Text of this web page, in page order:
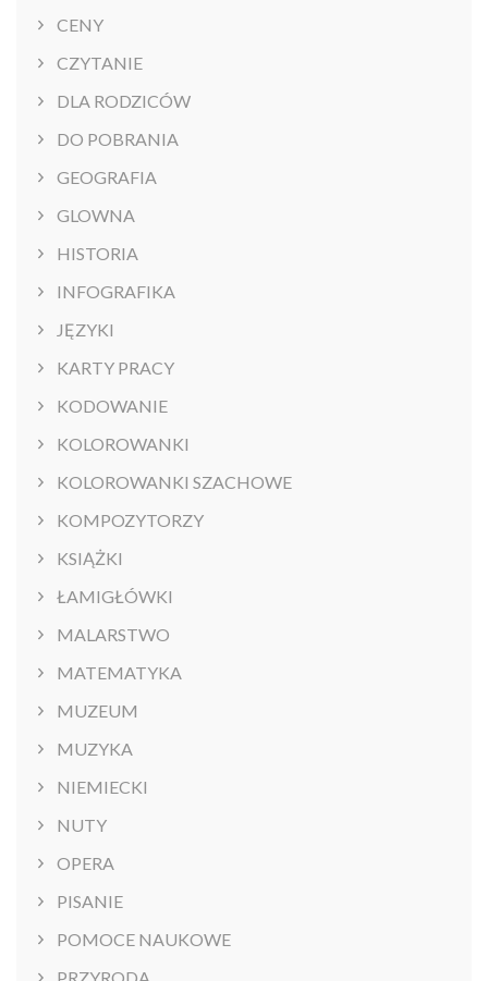
CENY
CZYTANIE
DLA RODZICÓW
DO POBRANIA
GEOGRAFIA
GLOWNA
HISTORIA
INFOGRAFIKA
JĘZYKI
KARTY PRACY
KODOWANIE
KOLOROWANKI
KOLOROWANKI SZACHOWE
KOMPOZYTORZY
KSIĄŻKI
ŁAMIGŁÓWKI
MALARSTWO
MATEMATYKA
MUZEUM
MUZYKA
NIEMIECKI
NUTY
OPERA
PISANIE
POMOCE NAUKOWE